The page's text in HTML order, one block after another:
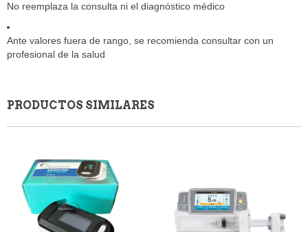
No reemplaza la consulta ni el diagnóstico médico
Ante valores fuera de rango, se recomienda consultar con un
profesional de la salud
PRODUCTOS SIMILARES